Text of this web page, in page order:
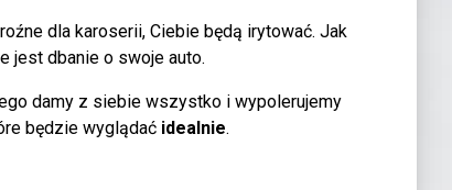
dla karoserii, Ciebie będą irytować. Jak
jest dbanie o swoje auto.
damy z siebie wszystko i wypolerujemy
będzie wyglądać idealnie.